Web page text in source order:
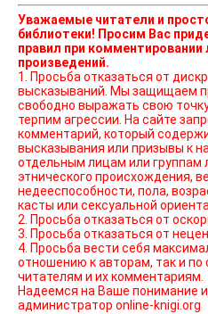
Уважаемые читатели и
библиотеки! Просим Вас
правил при комментировании
произведений.
1. Просьба отказаться от
высказываний. Мы защищаем право наших читателей
свободно выражать свою
терпим агрессии. На сайте
комментарий, который
высказывания или призывы к
отдельным лицам или группам
этнического происхождения,
недееспособности, пола,
касты или сексуальной
2. Просьба отказаться от
3. Просьба отказаться от
4. Просьба вести себя
отношению к авторам, так и
читателям и их комментариям.
Надеемся на Ваше понимание
администратор online-knigi.org